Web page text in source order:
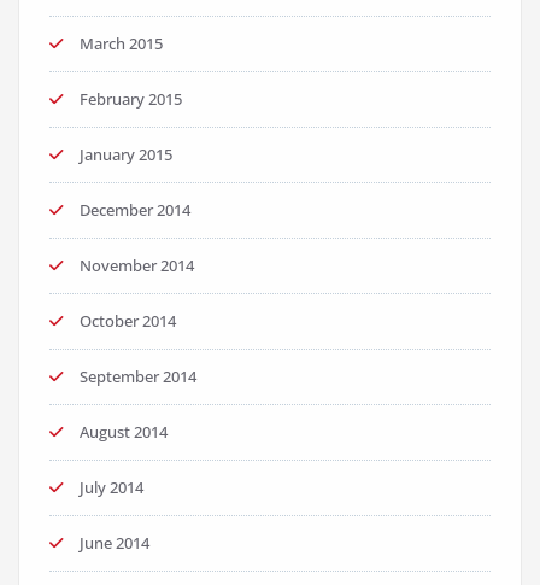
March 2015
February 2015
January 2015
December 2014
November 2014
October 2014
September 2014
August 2014
July 2014
June 2014